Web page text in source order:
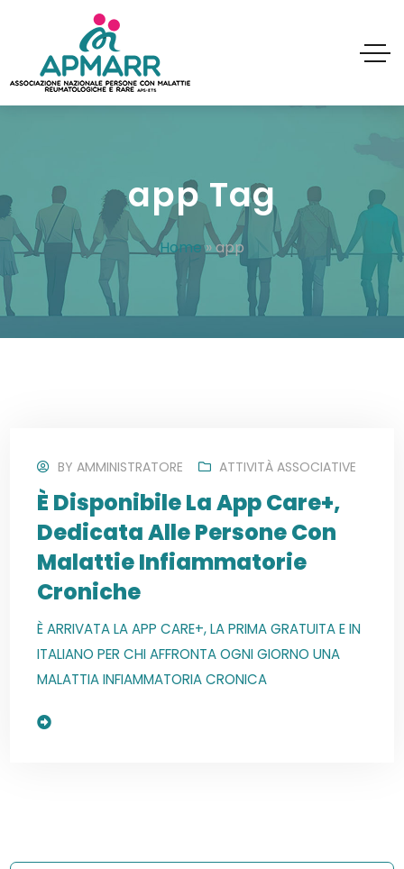
app Tag
Home»app
BYAMMINISTRATORE ATTIVITÀ ASSOCIATIVE
È Disponibile La App Care+,
Dedicata Alle Persone Con
Malattie Infiammatorie
Croniche
È ARRIVATA LA APP CARE+, LA PRIMA GRATUITA E IN
ITALIANO PER CHI AFFRONTA OGNI GIORNO UNA
MALATTIA INFIAMMATORIA CRONICA